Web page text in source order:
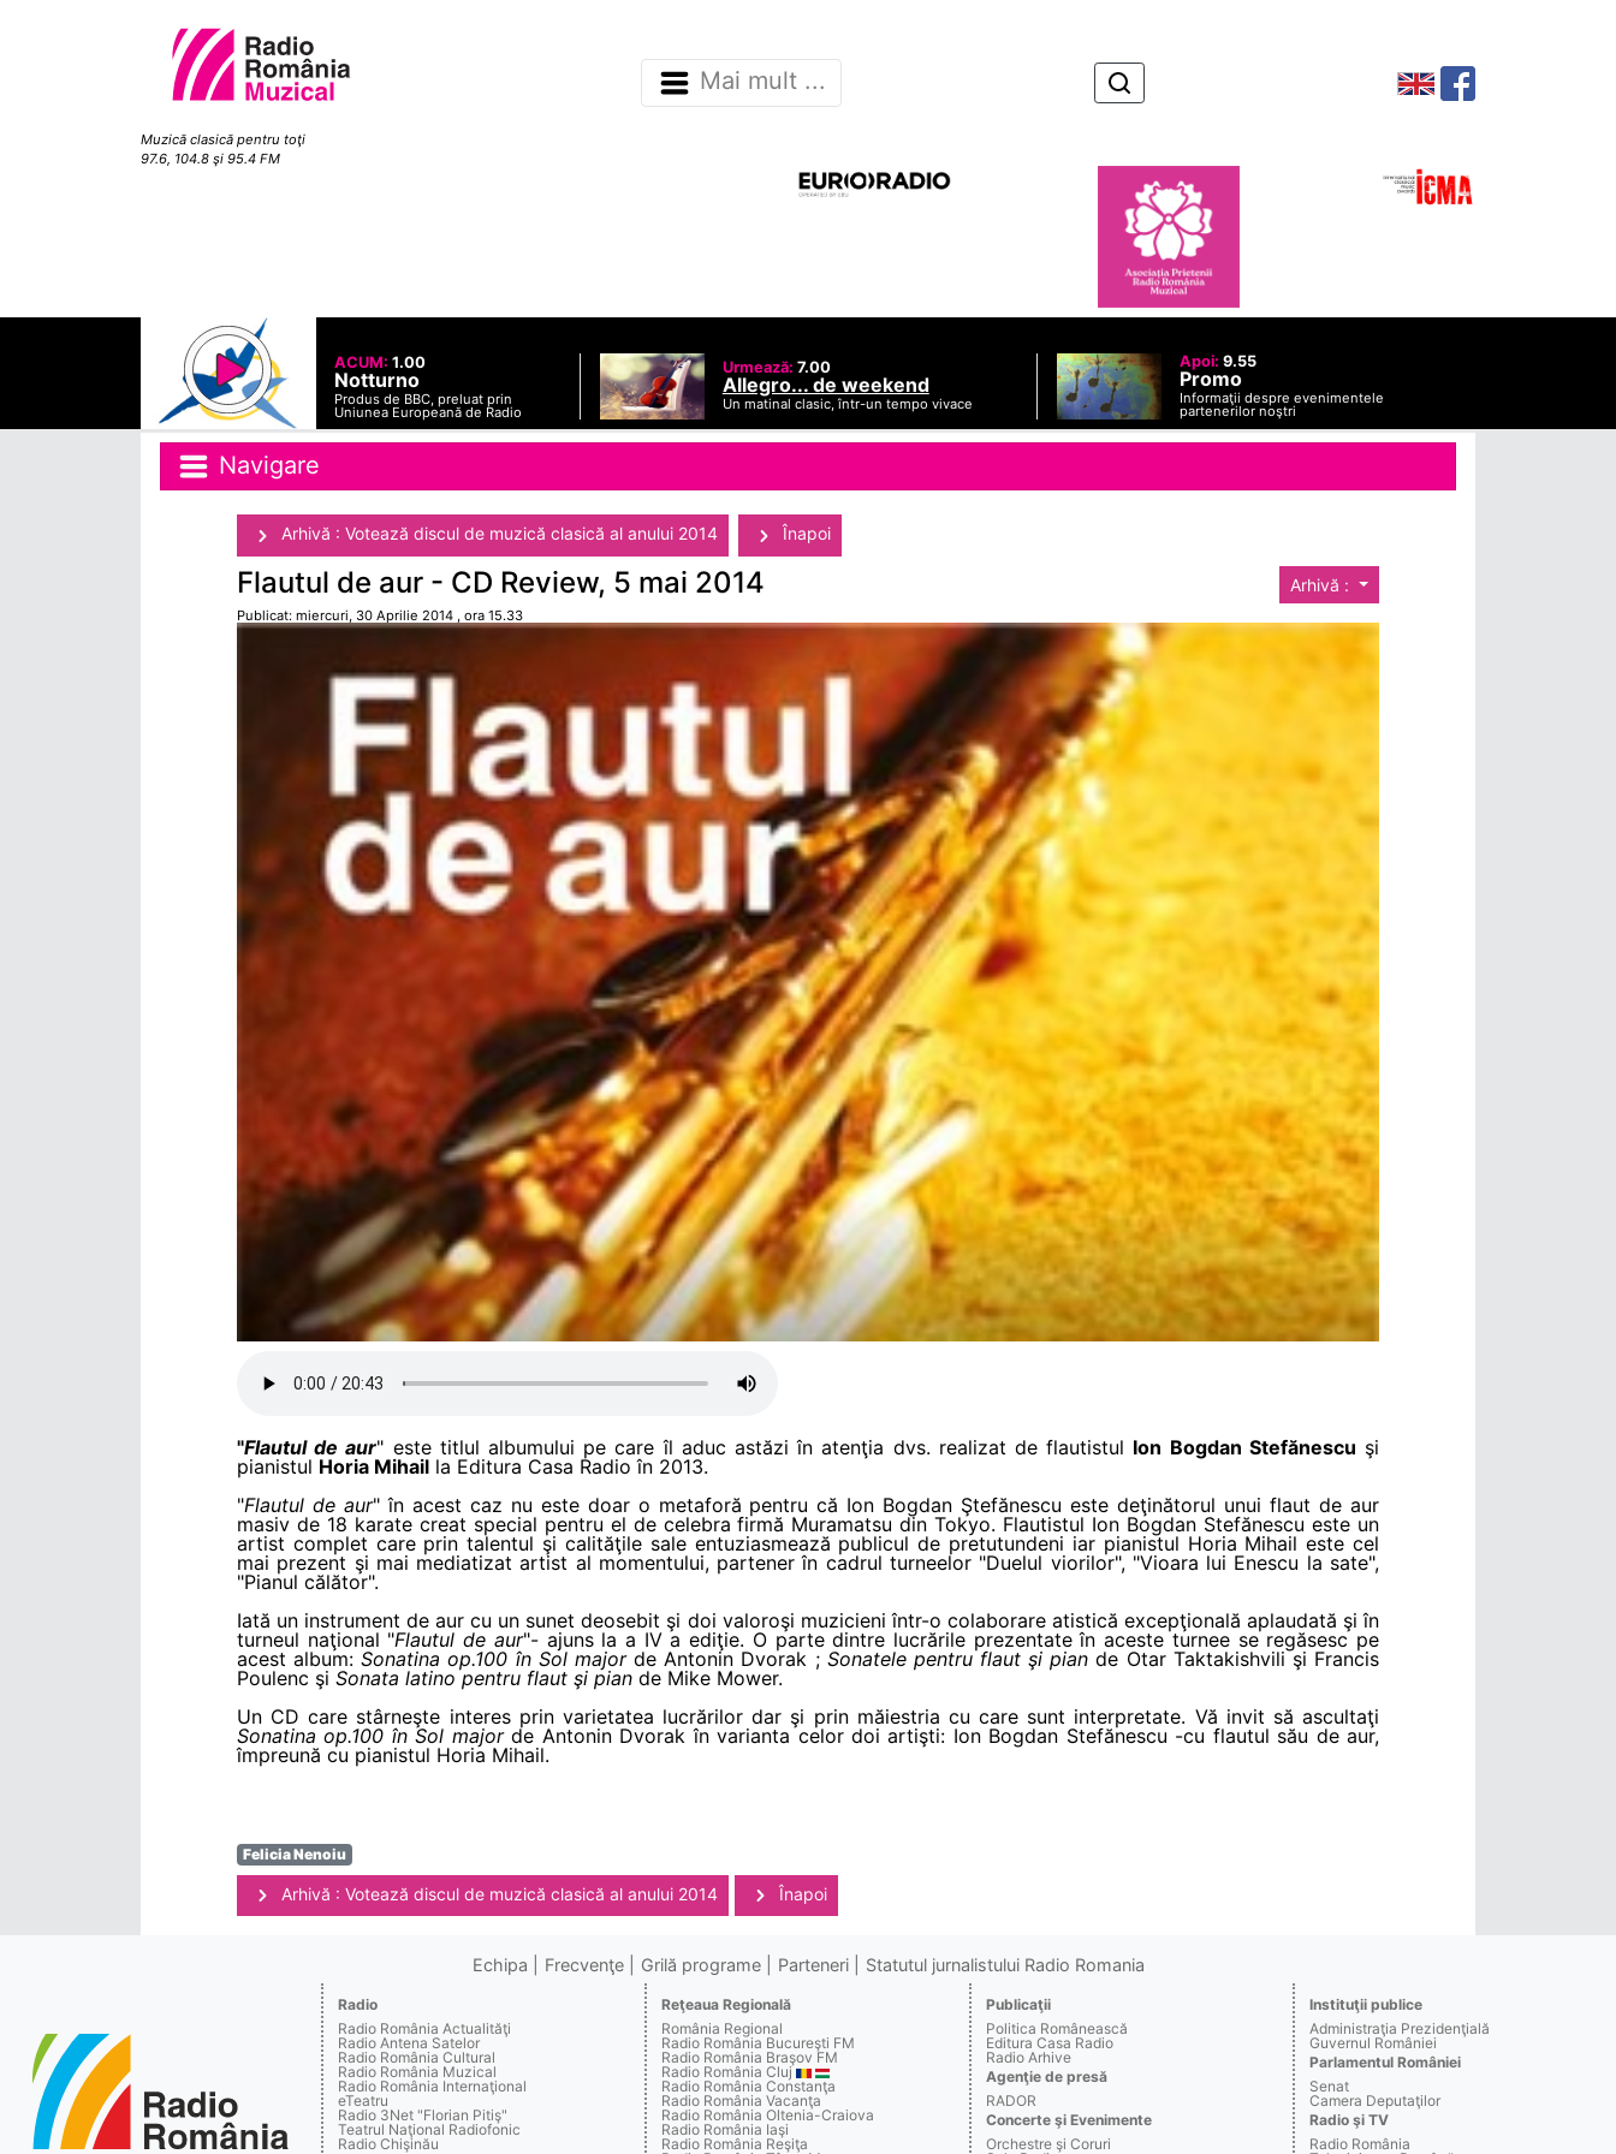
Muzică clasică pentru toţi
97.6, 104.8 şi 95.4 FM
Mai mult ...
ACUM: 1.00
Notturno
Produs de BBC, preluat prin
Uniunea Europeană de Radio
Urmează: 7.00
Allegro... de weekend
Un matinal clasic, într-un tempo vivace
Apoi: 9.55
Promo
Informaţii despre evenimentele
partenerilor noştri
Navigare
Arhivă : Votează discul de muzică clasică al anului 2014 Înapoi
Arhivă :
Flautul de aur - CD Review, 5 mai 2014
Publicat: miercuri, 30 Aprilie 2014 , ora 15.33
"Flautul de aur" este titlul albumului pe care îl aduc astăzi în atenţia dvs. realizat de flautistul Ion Bogdan Stefănescu şi
pianistul Horia Mihail la Editura Casa Radio în 2013.
"Flautul de aur" în acest caz nu este doar o metaforă pentru că Ion Bogdan Ştefănescu este deţinătorul unui flaut de aur
masiv de 18 karate creat special pentru el de celebra firmă Muramatsu din Tokyo. Flautistul Ion Bogdan Stefănescu este un
artist complet care prin talentul şi calităţile sale entuziasmează publicul de pretutundeni iar pianistul Horia Mihail este cel
mai prezent şi mai mediatizat artist al momentului, partener în cadrul turneelor "Duelul viorilor", "Vioara lui Enescu la sate",
"Pianul călător".
Iată un instrument de aur cu un sunet deosebit şi doi valoroşi muzicieni într-o colaborare atistică excepţională aplaudată şi în
turneul naţional "Flautul de aur"- ajuns la a IV a ediţie. O parte dintre lucrările prezentate în aceste turnee se regăsesc pe
acest album:Sonatina op.100 în Sol majorde Antonin Dvorak ; Sonatele pentru flaut şi pian de Otar Taktakishvili şi Francis
Poulenc şi Sonata latino pentru flaut şi pian de Mike Mower.
Un CD care stârneşte interes prin varietatea lucrărilor dar şi prin măiestria cu care sunt interpretate. Vă invit să ascultaţi
Sonatina op.100 în Sol majorde Antonin Dvorak în varianta celor doi artişti: Ion Bogdan Stefănescu -cu flautul său de aur,
împreună cu pianistul Horia Mihail.
Felicia Nenoiu
Arhivă : Votează discul de muzică clasică al anului 2014 Înapoi
Echipa Frecvenţe Grilă programe Parteneri Statutul jurnalistului Radio Romania
Radio
Radio România Actualităţi
Radio Antena Satelor
Radio România Cultural
Radio România Muzical
Radio România Internaţional
eTeatru
Radio 3Net "Florian Pitiş"
Teatrul Naţional Radiofonic
Radio Chişinău
Reţeaua Regională
România Regional
Radio România Bucureşti FM
Radio România Braşov FM
Radio România Cluj
Radio România Constanţa
Radio România Vacanţa
Radio România Oltenia-Craiova
Radio România Iaşi
Radio România Reşiţa
Publicaţii
Politica Românească
Editura Casa Radio
Radio Arhive
Agenţie de presă
RADOR
Concerte şi Evenimente
Orchestre şi Coruri
Instituţii publice
Administraţia Prezidenţială
Guvernul României
Parlamentul României
Senat
Camera Deputaţilor
Radio şi TV
Radio România